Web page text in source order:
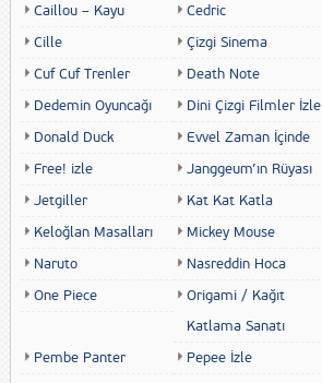
Caillou – Kayu
Cedric
Cille
Çizgi Sinema
Cuf Cuf Trenler
Death Note
Dedemin Oyuncağı
Dini Çizgi Filmler İzle
Donald Duck
Evvel Zaman İçinde
Free! izle
Janggeum’ın Rüyası
Jetgiller
Kat Kat Katla
Keloğlan Masalları
Mickey Mouse
Naruto
Nasreddin Hoca
One Piece
Origami / Kağıt
Katlama Sanatı
Pembe Panter
Pepee İzle